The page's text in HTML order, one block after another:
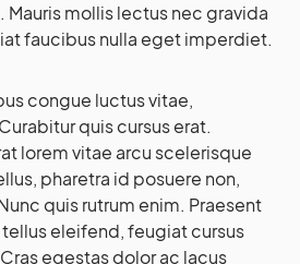
Mauris mollis lectus nec gravida
faucibus nulla eget imperdiet.
congue luctus vitae,
quis cursus erat.
lorem vitae arcu scelerisque
pharetra id posuere non,
quis rutrum enim. Praesent
eleifend, feugiat cursus
egestas dolor ac lacus